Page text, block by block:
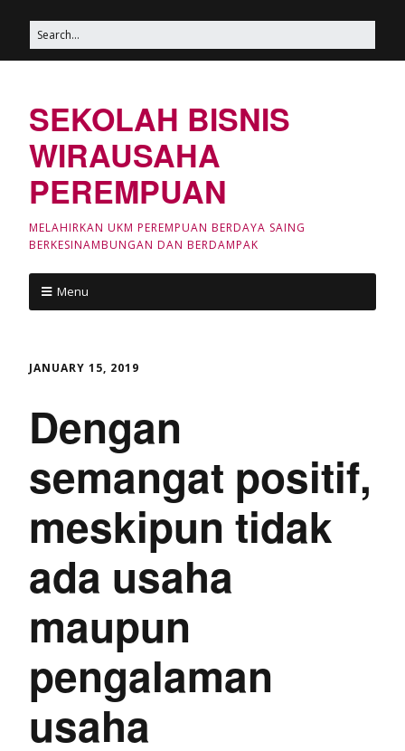
SEKOLAH BISNIS
WIRAUSAHA
PEREMPUAN
MELAHIRKAN UKM PEREMPUAN BERDAYA SAING
BERKESINAMBUNGAN DAN BERDAMPAK
Menu
JANUARY 15, 2019
Dengan
semangat positif,
meskipun tidak
ada usaha
maupun
pengalaman
usaha